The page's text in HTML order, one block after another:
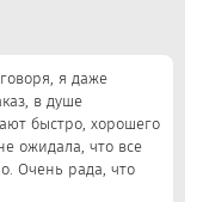
я даже
в душе
быстро, хорошего
ожидала, что все
Очень рада, что